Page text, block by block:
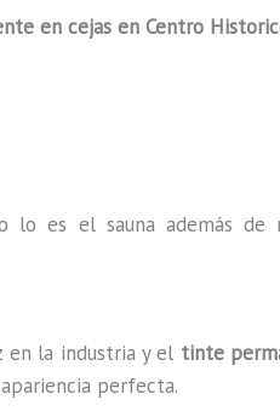
en cejas en Centro
lo es el sauna además
en la industria y el tinte
perfecta.